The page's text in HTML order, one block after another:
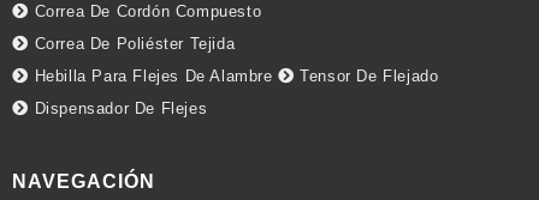
Correa De Cordón Compuesto
Correa De Poliéster Tejida
Hebilla Para Flejes De Alambre
Tensor De Flejado
Dispensador De Flejes
NAVEGACIÓN